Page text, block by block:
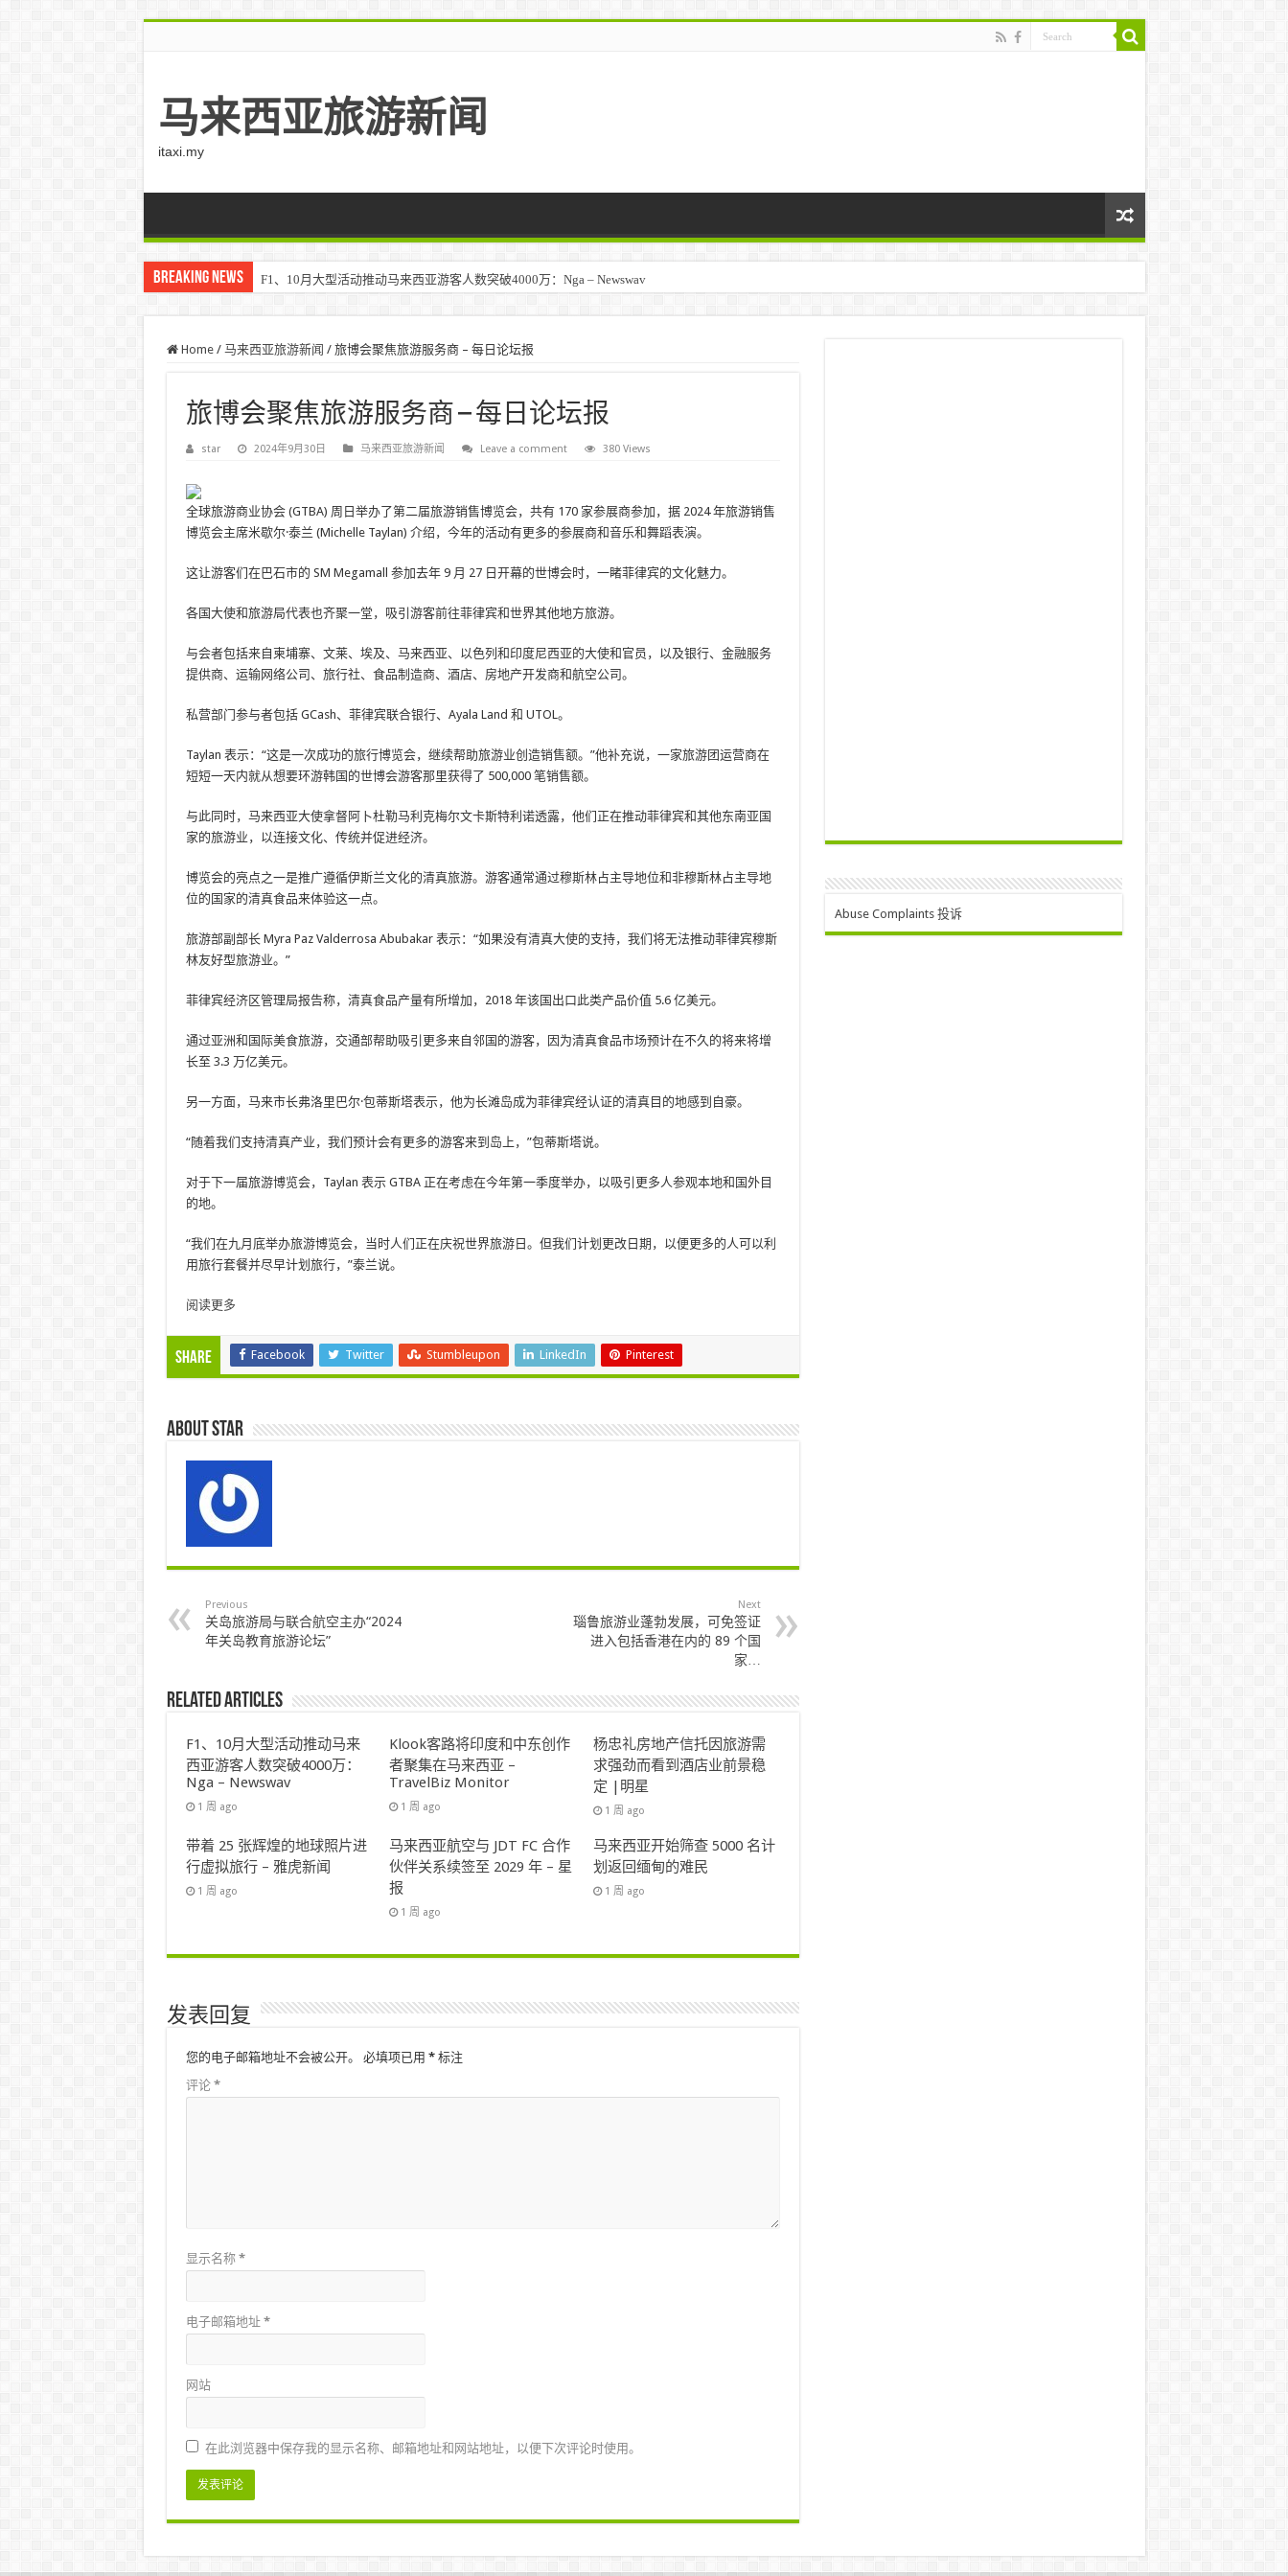
马来西亚旅游新闻
itaxi.my
Breaking News F1、10月大型活动推动马来西亚游客人数突破4000万：Nga – Newswav
Home / 马来西亚旅游新闻 / 旅博会聚焦旅游服务商 – 每日论坛报
旅博会聚焦旅游服务商 – 每日论坛报
star 2024年9月30日 马来西亚旅游新闻 Leave a comment 380 Views
全球旅游商业协会 (GTBA) 周日举办了第二届旅游销售博览会，共有 170 家参展商参加，据 2024 年旅游销售
博览会主席米歇尔·泰兰 (Michelle Taylan) 介绍，今年的活动有更多的参展商和音乐和舞蹈表演。
这让游客们在巴石市的 SM Megamall 参加去年 9 月 27 日开幕的世博会时，一睹菲律宾的文化魅力。
各国大使和旅游局代表也齐聚一堂，吸引游客前往菲律宾和世界其他地方旅游。
与会者包括来自柬埔寨、文莱、埃及、马来西亚、以色列和印度尼西亚的大使和官员，以及银行、金融服务
提供商、运输网络公司、旅行社、食品制造商、酒店、房地产开发商和航空公司。
私营部门参与者包括 GCash、菲律宾联合银行、Ayala Land 和 UTOL。
Taylan 表示：“这是一次成功的旅行博览会，继续帮助旅游业创造销售额。”他补充说，一家旅游团运营商在
短短一天内就从想要环游韩国的世博会游客那里获得了 500,000 笔销售额。
与此同时，马来西亚大使拿督阿卜杜勒马利克梅尔文卡斯特利诺透露，他们正在推动菲律宾和其他东南亚国
家的旅游业，以连接文化、传统并促进经济。
博览会的亮点之一是推广遵循伊斯兰文化的清真旅游。游客通常通过穆斯林占主导地位和非穆斯林占主导地
位的国家的清真食品来体验这一点。
旅游部副部长 Myra Paz Valderrosa Abubakar 表示：“如果没有清真大使的支持，我们将无法推动菲律宾穆斯
林友好型旅游业。”
菲律宾经济区管理局报告称，清真食品产量有所增加，2018 年该国出口此类产品价值 5.6 亿美元。
通过亚洲和国际美食旅游，交通部帮助吸引更多来自邻国的游客，因为清真食品市场预计在不久的将来将增
长至 3.3 万亿美元。
另一方面，马来市长弗洛里巴尔·包蒂斯塔表示，他为长滩岛成为菲律宾经认证的清真目的地感到自豪。
“随着我们支持清真产业，我们预计会有更多的游客来到岛上，”包蒂斯塔说。
对于下一届旅游博览会，Taylan 表示 GTBA 正在考虑在今年第一季度举办，以吸引更多人参观本地和国外目
的地。
“我们在九月底举办旅游博览会，当时人们正在庆祝世界旅游日。但我们计划更改日期，以便更多的人可以利
用旅行套餐并尽早计划旅行，”泰兰说。
阅读更多
Share Facebook Twitter Stumbleupon LinkedIn Pinterest
About star
Previous
关岛旅游局与联合航空主办“2024
年关岛教育旅游论坛”
Next
瑙鲁旅游业蓬勃发展，可免签证
进入包括香港在内的 89 个国
家…
Related Articles
F1、10月大型活动推动马来
西亚游客人数突破4000万：
Nga – Newswav
1 周 ago
Klook客路将印度和中东创作
者聚集在马来西亚 –
TravelBiz Monitor
1 周 ago
杨忠礼房地产信托因旅游需
求强劲而看到酒店业前景稳
定 |明星
1 周 ago
带着 25 张辉煌的地球照片进
行虚拟旅行 – 雅虎新闻
1 周 ago
马来西亚航空与 JDT FC 合作
伙伴关系续签至 2029 年 – 星
报
1 周 ago
马来西亚开始筛查 5000 名计
划返回缅甸的难民
1 周 ago
发表回复
您的电子邮箱地址不会被公开。 必填项已用 *标注
评论 *
显示名称 *
电子邮箱地址 *
网站
在此浏览器中保存我的显示名称、邮箱地址和网站地址，以便下次评论时使用。
Abuse Complaints 投诉